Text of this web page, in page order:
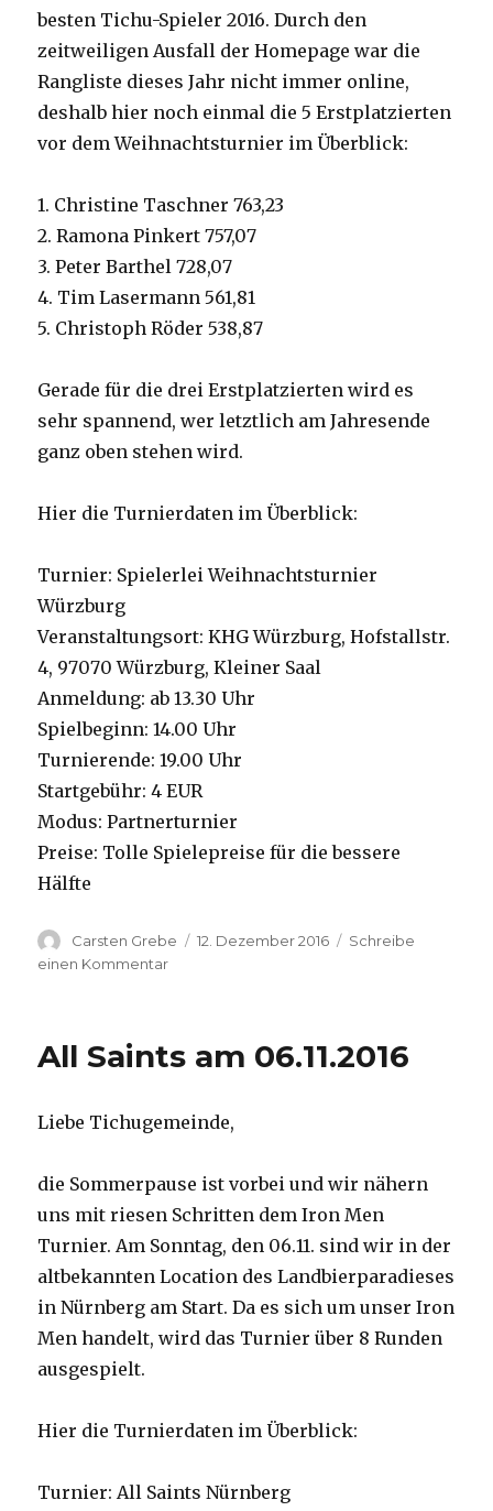
besten Tichu-Spieler 2016. Durch den
zeitweiligen Ausfall der Homepage war die
Rangliste dieses Jahr nicht immer online,
deshalb hier noch einmal die 5 Erstplatzierten
vor dem Weihnachtsturnier im Überblick:
1. Christine Taschner 763,23
2. Ramona Pinkert 757,07
3. Peter Barthel 728,07
4. Tim Lasermann 561,81
5. Christoph Röder 538,87
Gerade für die drei Erstplatzierten wird es
sehr spannend, wer letztlich am Jahresende
ganz oben stehen wird.
Hier die Turnierdaten im Überblick:
Turnier: Spielerlei Weihnachtsturnier
Würzburg
Veranstaltungsort: KHG Würzburg, Hofstallstr.
4, 97070 Würzburg, Kleiner Saal
Anmeldung: ab 13.30 Uhr
Spielbeginn: 14.00 Uhr
Turnierende: 19.00 Uhr
Startgebühr: 4 EUR
Modus: Partnerturnier
Preise: Tolle Spielepreise für die bessere
Hälfte
Autor
Carsten Grebe
Veröffentlicht
12. Dezember 2016
Schreibe
einen Kommentar
All Saints am 06.11.2016
Liebe Tichugemeinde,
die Sommerpause ist vorbei und wir nähern
uns mit riesen Schritten dem Iron Men
Turnier. Am Sonntag, den 06.11. sind wir in der
altbekannten Location des Landbierparadieses
in Nürnberg am Start. Da es sich um unser Iron
Men handelt, wird das Turnier über 8 Runden
ausgespielt.
Hier die Turnierdaten im Überblick:
Turnier: All Saints Nürnberg